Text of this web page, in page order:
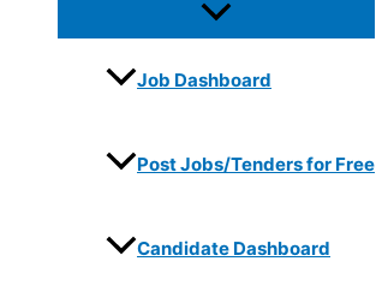
Job Dashboard
Post Jobs/Tenders for Free
Candidate Dashboard